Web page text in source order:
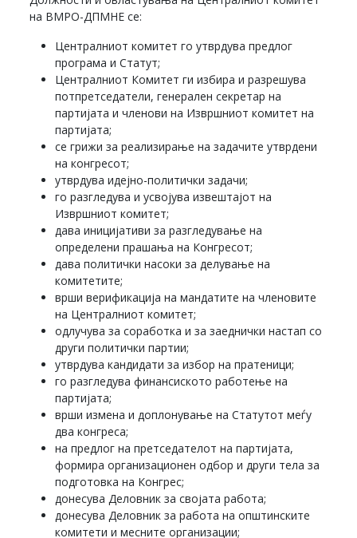
на ВМРО-ДПМНЕ се:
Централниот комитет го утврдува предлог
програма и Статут;
Централниот Комитет ги избира и разрешува
потпретседатели, генерален секретар на
партијата и членови на Извршниот комитет на
партијата;
се грижи за реализирање на задачите утврдени
на конгресот;
утврдува идејно-политички задачи;
го разгледува и усвојува извештајот на
Извршниот комитет;
дава иницијативи за разгледување на
определени прашања на Конгресот;
дава политички насоки за делување на
комитетите;
врши верификација на мандатите на членовите
на Централниот комитет;
одлучува за соработка и за заеднички настап со
други политички партии;
утврдува кандидати за избор на пратеници;
го разгледува финансиското работење на
партијата;
врши измена и доплонување на Статутот меѓу
два конгреса;
на предлог на претседателот на партијата,
формира организационен одбор и други тела за
подготовка на Конгрес;
донесува Деловник за својата работа;
донесува Деловник за работа на општинските
комитети и месните организации;